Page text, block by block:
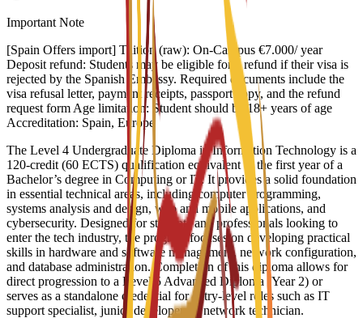
Important Note
[Spain Offers import] Tuition (raw): On-Campus €7.000/ year
Deposit refund: Students may be eligible for a refund if their visa is
rejected by the Spanish Embassy. Required documents include the
visa refusal letter, payment receipts, passport copy, and the refund
request form Age limitation: Student should be 18+ years of age
Accreditation: Spain, Europe
The Level 4 Undergraduate Diploma in Information Technology is a
120-credit (60 ECTS) qualification equivalent to the first year of a
Bachelor’s degree in Computing or IT. It provides a solid foundation
in essential technical areas, including computer programming,
systems analysis and design, web and mobile applications, and
cybersecurity. Designed for students and professionals looking to
enter the tech industry, the program focuses on developing practical
skills in hardware and software management, network configuration,
and database administration. Completion of this diploma allows for
direct progression to a Level 5 Advanced Diploma (Year 2) or
serves as a standalone credential for entry-level roles such as IT
support specialist, junior developer, or network technician.